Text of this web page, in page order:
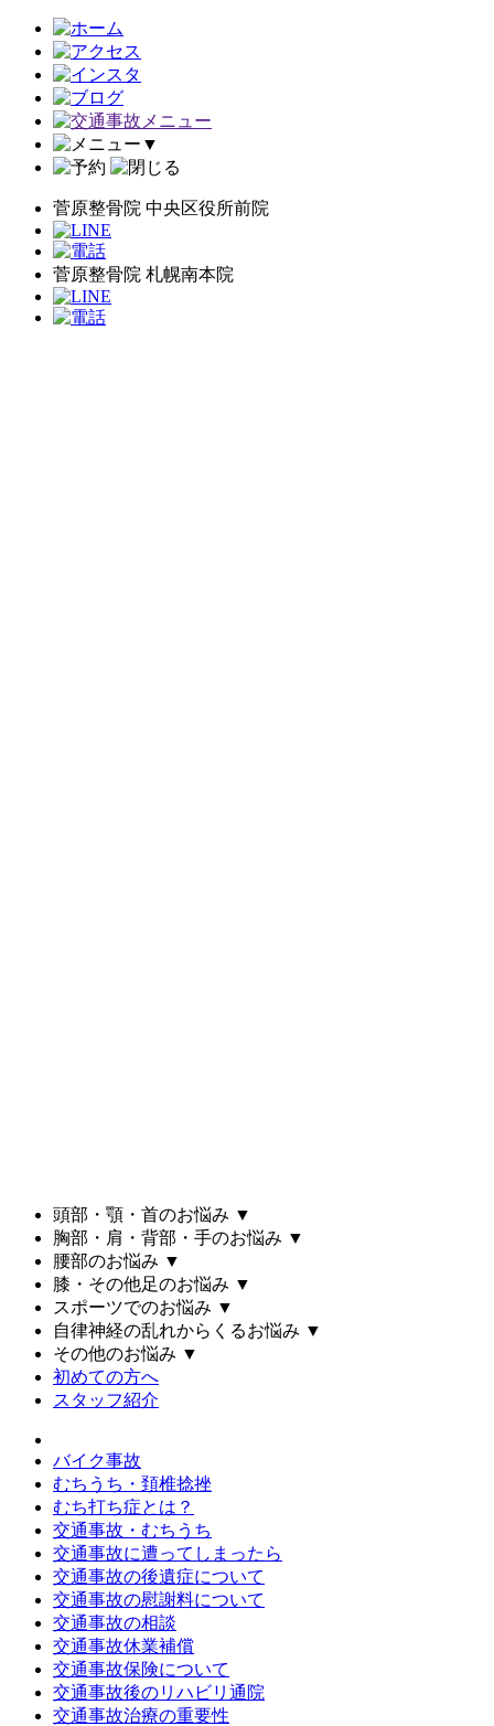
▼
菅原整骨院 中央区役所前院
菅原整骨院 札幌南本院
頭部・顎・首のお悩み ▼
胸部・肩・背部・手のお悩み ▼
腰部のお悩み ▼
膝・その他足のお悩み ▼
スポーツでのお悩み ▼
自律神経の乱れからくるお悩み ▼
その他のお悩み ▼
初めての方へ
スタッフ紹介
バイク事故
むちうち・頚椎捻挫
むち打ち症とは？
交通事故・むちうち
交通事故に遭ってしまったら
交通事故の後遺症について
交通事故の慰謝料について
交通事故の相談
交通事故休業補償
交通事故保険について
交通事故後のリハビリ通院
交通事故治療の重要性